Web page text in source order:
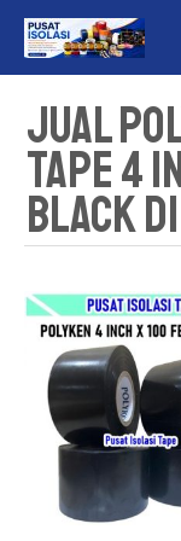
Jual
Tape 4
Black